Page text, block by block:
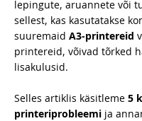
lepingute, aruannete või
sellest, kas kasutatakse
suuremaid A3-printereid
printereid, võivad tõrked
lisakulusid.
Selles artiklis käsitleme 5
printeriprobleemi ja